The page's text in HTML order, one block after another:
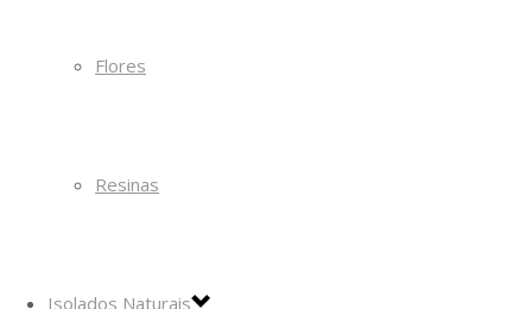
Flores
Resinas
Isolados Naturais